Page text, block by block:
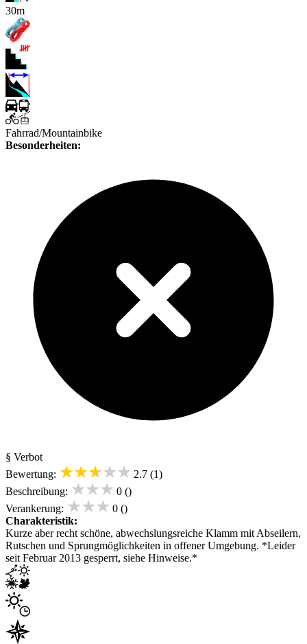
30m
Fahrrad/Mountainbike
Besonderheiten:
§ Verbot
Bewertung: ★★★★★ 2.7 (1)
Beschreibung: ★★★ 0 ()
Verankerung: ★★★ 0 ()
Charakteristik:
Kurze aber recht schöne, abwechslungsreiche Klamm mit Abseilern,
Rutschen und Sprungmöglichkeiten in offener Umgebung. *Leider
seit Februar 2013 gesperrt, siehe Hinweise.*